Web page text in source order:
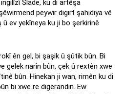
Slade, ku di artêşa
peywir digirt şahidiya vê
ev yekîneya ku ji bo şerkirinê
ên gel, bi şaşik û şûtik bûn. Bi
gelek narîn bûn, çek û rextên xwe
bûn. Hinekan ji wan, rimên ku di
bi xwe re digerandin. Ew